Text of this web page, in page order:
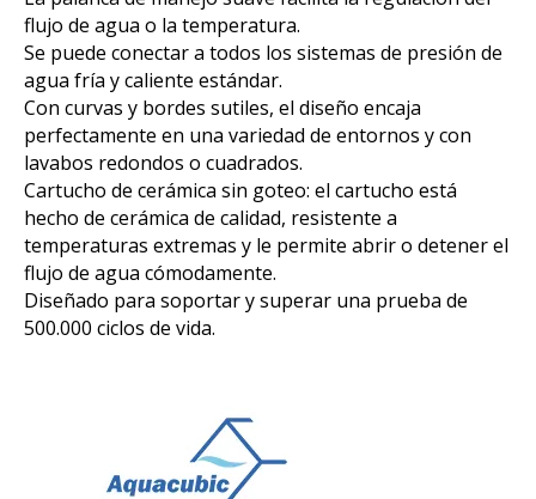
flujo de agua o la temperatura.
Se puede conectar a todos los sistemas de presión de
agua fría y caliente estándar.
Con curvas y bordes sutiles, el diseño encaja
perfectamente en una variedad de entornos y con
lavabos redondos o cuadrados.
Cartucho de cerámica sin goteo: el cartucho está
hecho de cerámica de calidad, resistente a
temperaturas extremas y le permite abrir o detener el
flujo de agua cómodamente.
Diseñado para soportar y superar una prueba de
500.000 ciclos de vida.